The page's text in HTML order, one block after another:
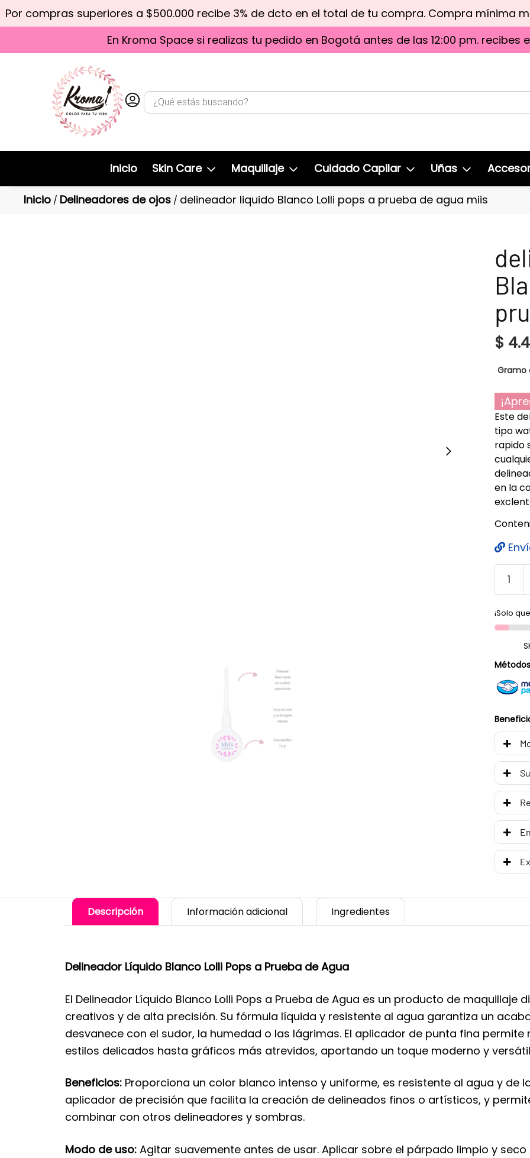
Por compras superiores a $500.000 recibe 3% de dcto en el total de tu compra. Compra mínima
En Kroma Space si realizas tu pedido en Bogotá antes de las 12:00 pm. recibes
Inicio Skin Care Maquillaje Cuidado Capilar Uñas
Inicio / Delineadores de ojos / delineador liquido Blanco Lolli pops a prueba de agua miis
$
Gramo
Este
tipo
rapido
en la
¡Solo
Descripción Información adicional Ingredientes
Delineador Líquido Blanco Lolli Pops a Prueba de Agua
El Delineador Líquido Blanco Lolli Pops a Prueba de Agua es un producto de
creativos y de alta precisión. Su fórmula líquida y resistente al agua garantiza un
desvanece con el sudor, la humedad o las lágrimas. El aplicador de punta fina
estilos delicados hasta gráficos más atrevidos, aportando un toque moderno y
Beneficios:Proporciona un color blanco intenso y uniforme, es resistente al agua y de
aplicador de precisión que facilita la creación de delineados finos o artísticos, y
combinar con otros delineadores y sombras.
Modo de uso:Agitar suavemente antes de usar. Aplicar sobre el párpado limpio y